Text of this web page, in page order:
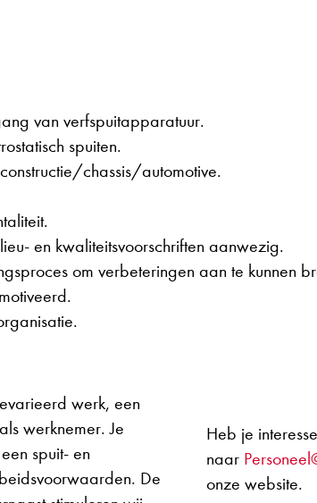
van verfspuitapparatuur.
spuiten.
chassis/automotive.
en kwaliteitsvoorschriften aanwezig.
om verbeteringen aan te kunnen
werk, een
werknemer. Je
spuit- en
De
Heb je
naar
onze website.